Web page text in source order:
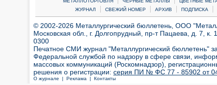
ЖУРНАЛ
| СВЕЖИЙ НОМЕР | АРХИВ | ПОДПИСКА |
© 2002-2026 Металлургический бюллетень, ООО
Московская обл., г. Долгопрудный, пр-т Пацаева, д. 7,
0300
Печатное СМИ журнал "Металлургический бюллетень"
Федеральной службой по надзору в сфере связи,
массовых коммуникаций (Роскомнадзор),
решения о регистрации: серия ПИ № ФС 77 - 85902 от 04
О журнале | Реклама | Контакты